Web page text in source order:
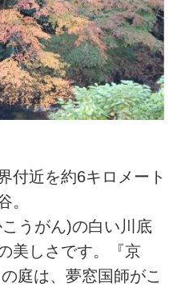
付近を約6キロメート
。
うがん)の白い川底
美しさです。『京
庭は、夢窓国師がこ